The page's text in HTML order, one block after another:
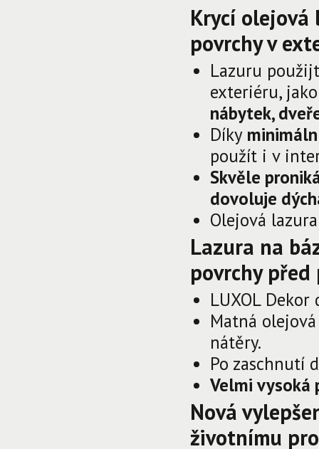
Krycí olejová
povrchy v
Lazuru
exteriéru,
nábytek,
Díky
použít i v
Skvěle
dovoluje
Olejová
Lazura na
povrchy
LUXOL
Matná
nátěry.
Po zaschnutí
Velmi vysoká
Nová
životnímu